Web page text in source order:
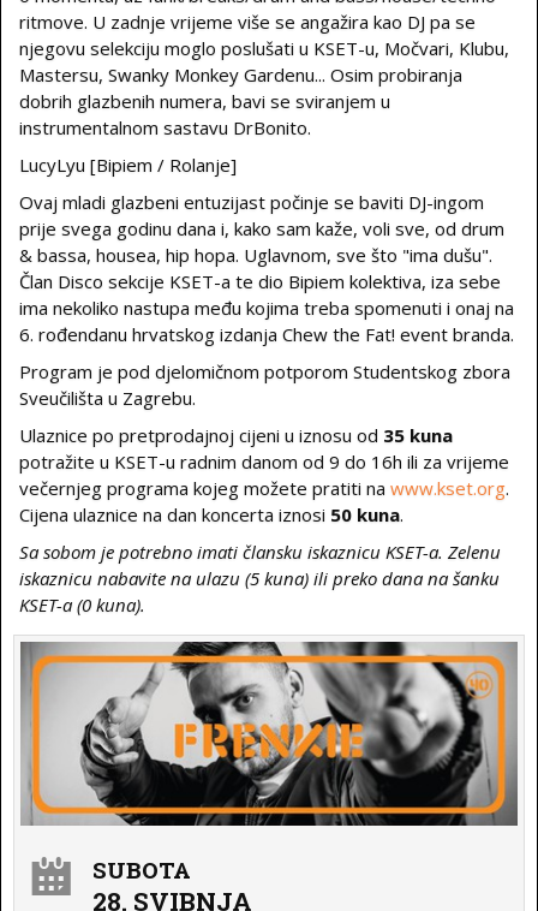
ritmove. U zadnje vrijeme više se angažira kao DJ pa se
njegovu selekciju moglo poslušati u KSET-u, Močvari, Klubu,
Mastersu, Swanky Monkey Gardenu... Osim probiranja
dobrih glazbenih numera, bavi se sviranjem u
instrumentalnom sastavu DrBonito.
LucyLyu [Bipiem / Rolanje]
Ovaj mladi glazbeni entuzijast počinje se baviti DJ-ingom
prije svega godinu dana i, kako sam kaže, voli sve, od drum
& bassa, housea, hip hopa. Uglavnom, sve što "ima dušu".
Član Disco sekcije KSET-a te dio Bipiem kolektiva, iza sebe
ima nekoliko nastupa među kojima treba spomenuti i onaj na
6. rođendanu hrvatskog izdanja Chew the Fat! event branda.
Program je pod djelomičnom potporom Studentskog zbora
Sveučilišta u Zagrebu.
Ulaznice po pretprodajnoj cijeni u iznosu od 35 kuna
potražite u KSET-u radnim danom od 9 do 16h ili za vrijeme
večernjeg programa kojeg možete pratiti na www.kset.org.
Cijena ulaznice na dan koncerta iznosi 50 kuna.
Sa sobom je potrebno imati člansku iskaznicu KSET-a. Zelenu
iskaznicu nabavite na ulazu (5 kuna) ili preko dana na šanku
KSET-a (0 kuna).
SUBOTA
28. SVIBNJA